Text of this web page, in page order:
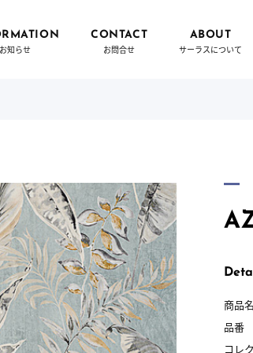
お知らせ
CONTACT
お問合せ
ABOUT
サーラスについて
商品名
品番
コレ